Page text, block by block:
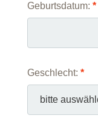
Geburtsdatum: *
Geschlecht: *